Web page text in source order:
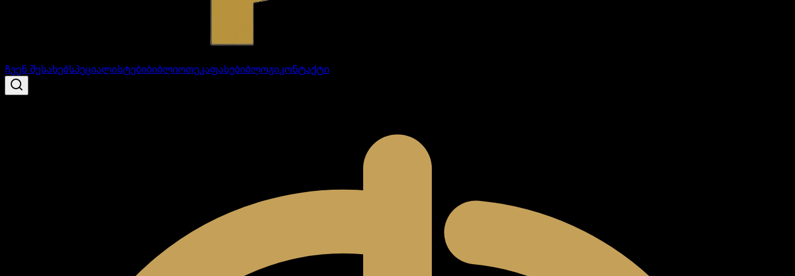
ჩვენ შესახებსპეციალისტებიბიბლიოთეკაფასებიბლოგიკონტაქტი